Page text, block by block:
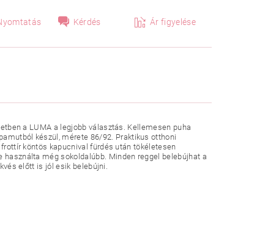
Kérdés Ár figyelése
a LUMA a legjobb választás. Kellemesen puha
készül, mérete 86/92. Praktikus otthoni
köntös kapucnival fürdés után tökéletesen
még sokoldalúbb. Minden reggel belebújhat a
előtt is jól esik belebújni.